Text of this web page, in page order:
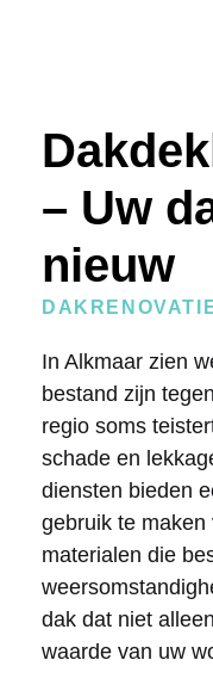
– Uw
nieuw
In Alkmaar zien
bestand zijn
regio soms
schade en
diensten bieden
gebruik te
materialen die
dak dat niet
waarde van uw